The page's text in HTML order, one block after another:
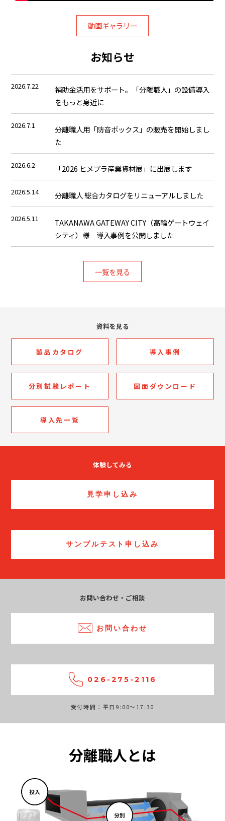
動画ギャラリー
お知らせ
2026.7.22
補助金活用をサポート。「分離職人」の設備導入
をもっと身近に
2026.7.1
分離職人用「防音ボックス」の販売を開始しまし
た
2026.6.2 「2026 ヒメプラ産業資材展」に出展します
2026.5.14 分離職人 総合カタログをリニューアルしました
2026.5.11
TAKANAWA GATEWAY CITY（高輪ゲートウェイ
シティ）様 導入事例を公開しました
一覧を見る
資料を見る
製品カタログ 導入事例
分別試験レポート 図面ダウンロード
導入先一覧
体験してみる
見学申し込み
サンプルテスト申し込み
お問い合わせ・ご相談
お問い合わせ
026-275-2116
受付時間：平日9:00～17:30
分離職人とは